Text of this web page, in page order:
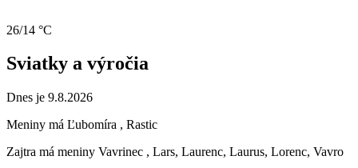
26/14 °C
Sviatky a výročia
Dnes je 9.8.2026
Meniny má Ľubomíra , Rastic
Zajtra má meniny Vavrinec , Lars, Laurenc, Laurus, Lorenc, Vavro